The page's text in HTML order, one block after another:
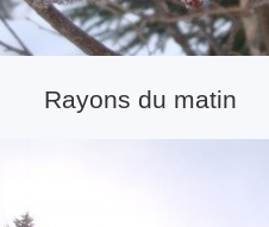
Rayons du matin